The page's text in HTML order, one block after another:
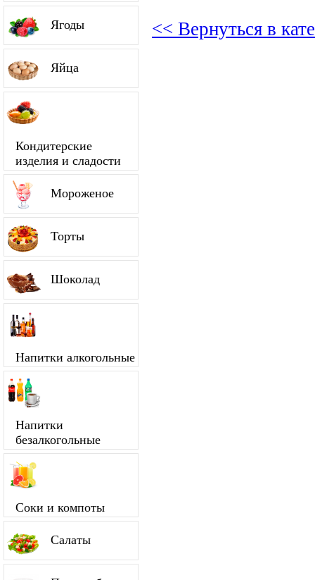
Ягоды
Яйца
Кондитерские
изделия и сладости
Мороженое
Торты
Шоколад
Напитки алкогольные
Напитки
безалкогольные
Соки и компоты
Салаты
<< Вернуться в